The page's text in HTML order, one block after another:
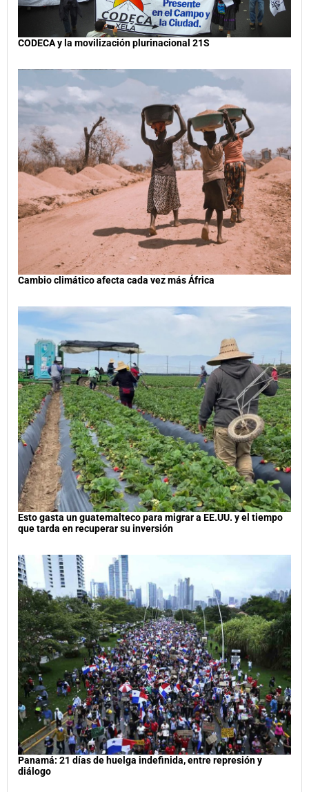
CODECA y la movilización plurinacional 21S
Cambio climático afecta cada vez más África
Esto gasta un guatemalteco para migrar a EE.UU. y el tiempo
que tarda en recuperar su inversión
Panamá: 21 días de huelga indefinida, entre represión y
diálogo